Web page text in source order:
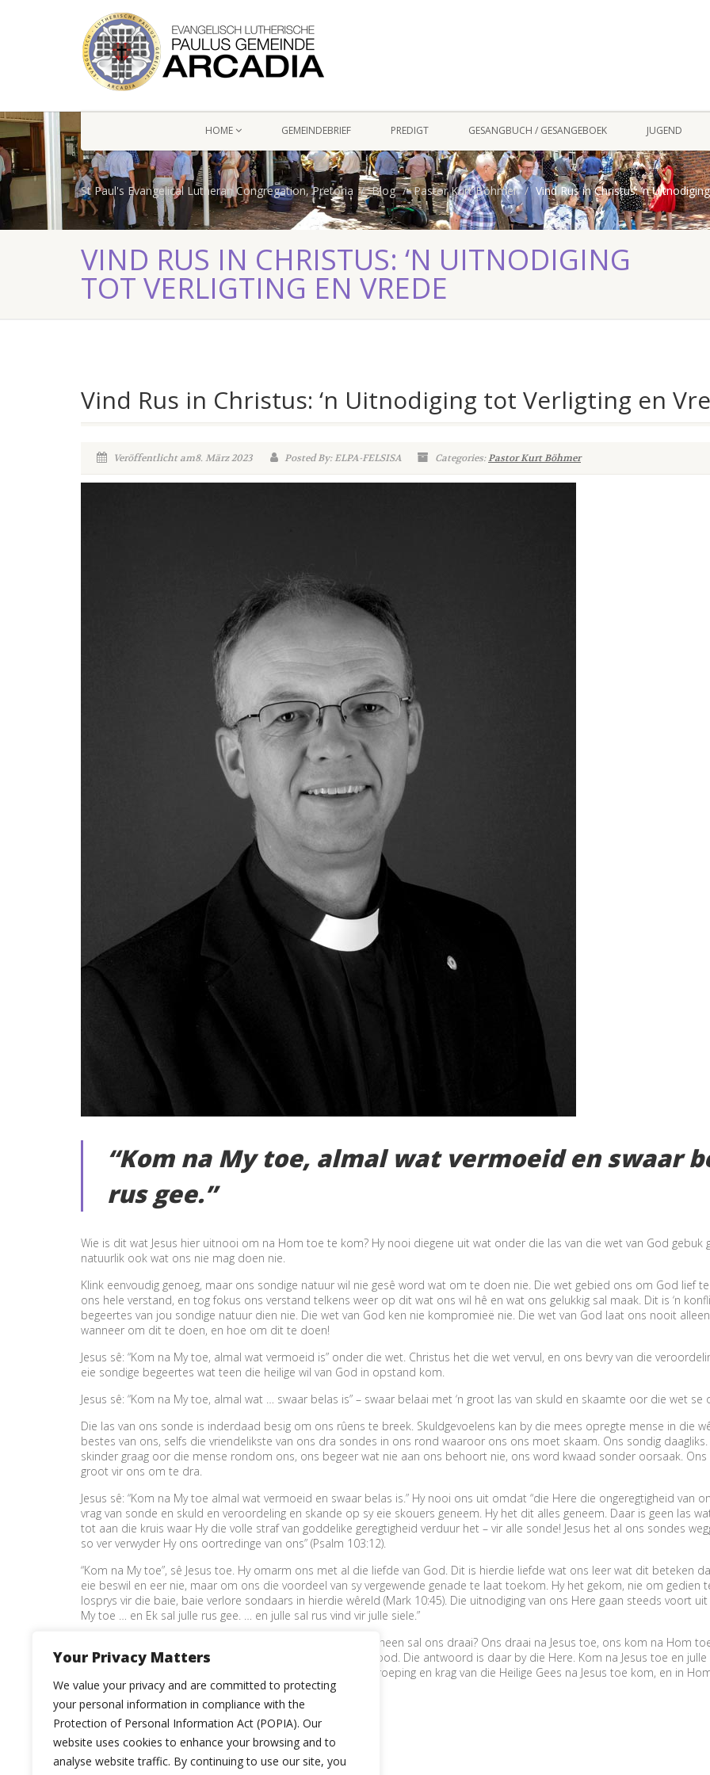
Your Privacy Matters
We value your privacy and are committed to protecting
your personal information in compliance with the
Protection of Personal Information Act (POPIA). Our
website uses cookies to enhance your browsing and to
analyse website traffic. By continuing to use our site, you
HOME GEMEINDEBRIEF PREDIGT GESANGBUCH / GESANGEBOEK JUGEND
St Paul's Evangelical Lutheran Congregation, Pretoria Blog Pastor Kurt Böhmer Vind Rus in Christus: ‘n
VIND RUS IN CHRISTUS: ‘N UITNODIGING
TOT VERLIGTING EN VREDE
Vind Rus in Christus: ‘n Uitnodiging tot Verligting en
Veröffentlicht am8. März 2023 Posted By: ELPA-FELSISA Categories:Pastor Kurt Böhmer
“Kom na My toe, almal wat vermoeid en swaar
rus gee.”
Wie is dit wat Jesus hier uitnooi om na Hom toe te kom? Hy nooi diegene uit wat onder die las van die wet van God
natuurlik ook wat ons nie mag doen nie.
Klink eenvoudig genoeg, maar ons sondige natuur wil nie gesê word wat om te doen nie. Die wet gebied ons om God lief
ons hele verstand, en tog fokus ons verstand telkens weer op dit wat ons wil hê en wat ons gelukkig sal maak. Dit is ‘n
begeertes van jou sondige natuur dien nie. Die wet van God ken nie kompromieë nie. Die wet van God laat ons nooit
wanneer om dit te doen, en hoe om dit te doen!
Jesus sê: “Kom na My toe, almal wat vermoeid is” onder die wet. Christus het die wet vervul, en ons bevry van die
eie sondige begeertes wat teen die heilige wil van God in opstand kom.
Jesus sê: “Kom na My toe, almal wat … swaar belas is” – swaar belaai met ‘n groot las van skuld en skaamte oor die wet
Die las van ons sonde is inderdaad besig om ons rûens te breek. Skuldgevoelens kan by die mees opregte mense in die
bestes van ons, selfs die vriendelikste van ons dra sondes in ons rond waaroor ons ons moet skaam. Ons sondig
skinder graag oor die mense rondom ons, ons begeer wat nie aan ons behoort nie, ons word kwaad sonder oorsaak.
groot vir ons om te dra.
Jesus sê: “Kom na My toe almal wat vermoeid en swaar belas is.” Hy nooi ons uit omdat “die Here die ongeregtigheid van
vrag van sonde en skuld en veroordeling en skande op sy eie skouers geneem. Hy het dit alles geneem. Daar is geen las
tot aan die kruis waar Hy die volle straf van goddelike geregtigheid verduur het – vir alle sonde! Jesus het al ons sondes
so ver verwyder Hy ons oortredinge van ons” (Psalm 103:12).
“Kom na My toe”, sê Jesus toe. Hy omarm ons met al die liefde van God. Dit is hierdie liefde wat ons leer wat dit beteken
eie beswil en eer nie, maar om ons die voordeel van sy vergewende genade te laat toekom. Hy het gekom, nie om
losprys vir die baie, baie verlore sondaars in hierdie wêreld (Mark 10:45). Die uitnodiging van ons Here gaan steeds voort
My toe … en Ek sal julle rus gee. … en julle sal rus vind vir julle siele.”
Wanneer probleme kom en beproewinge ons oorval, waarheen sal ons draai? Ons draai na Jesus toe, ons kom na Hom
tot die troon van God, en ons sal genade vind in tyd van nood. Die antwoord is daar by die Here. Kom na Jesus toe en
die ewige lewe. Dit is daar vir almal wat deur die genadige roeping en krag van die Heilige Gees na Jesus toe kom, en in
Julle Pastor Kurt Böhmer